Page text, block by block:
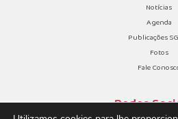
Notícias
Agenda
Publicações
Fotos
Fale
Redes